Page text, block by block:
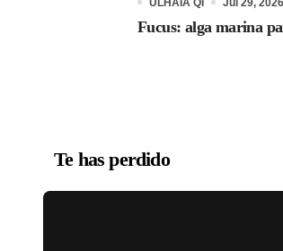
Fucus: alga marina
Te has perdido